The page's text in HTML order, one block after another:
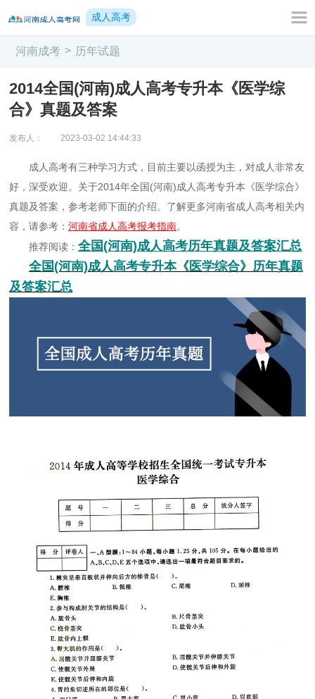
成人高考
河南成考 > 历年试题
2014全国(河南)成人高考专升本《医学综
合》真题及答案
发布人： 2023-03-02 14:44:33
成人高考有三种学习方式，目前主要以函授为主，对成人非常友
好，深受欢迎。关于2014年全国(河南)成人高考专升本《医学综合》
真题及答案，参考老师下面的介绍。了解更多河南省成人高考相关内
容，请参考： 河南省成人高考报考指南。
推荐阅读： 全国(河南)成人高考历年真题及答案汇总
全国(河南)成人高考专升本《医学综合》历年真题
及答案汇总